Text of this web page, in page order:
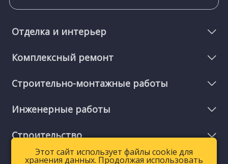
Отделка и интерьер
Комплексный ремонт
Строительно-монтажные работы
Инженерные работы
Строительство
Мелкий ремонт и услуги
Этот сайт использует файлы cookie для
хранения данных. Продолжая использовать
Этот сайт использует файлы cookie для
хранения данных. Продолжая использовать